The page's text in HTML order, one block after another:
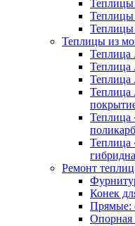
Теплицы
Теплицы
Теплицы
Теплицы из
Теплица
Теплица
Теплица
Ремонт теплиц
Конек
Прямые:
Опорная